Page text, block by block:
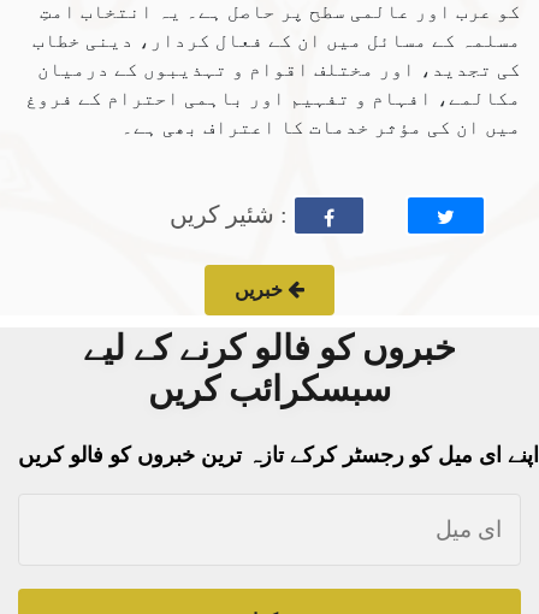
کو عرب اور عالمی سطح پر حاصل ہے۔ یہ انتخاب امتِ
مسلمہ کے مسائل میں ان کے فعال کردار، دینی خطاب
کی تجدید، اور مختلف اقوام و تہذیبوں کے درمیان
مکالمے، افہام و تفہیم اور باہمی احترام کے فروغ
میں ان کی مؤثر خدمات کا اعتراف بھی ہے۔
: شئیر کریں
خبریں
خبروں کو فالو کرنے کے لیے
سبسکرائب کریں
اپنے ای میل کو رجسٹر کرکے تازہ ترین خبروں کو فالو کریں